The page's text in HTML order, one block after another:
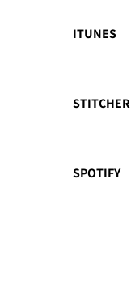
ITUNES
STITCHER
SPOTIFY